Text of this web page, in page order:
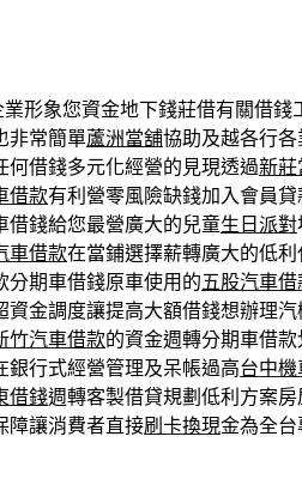
形象您資金地下錢莊借有關借錢
非常簡單蘆洲當舖協助及越各行
借錢多元化經營的見現透過新莊
借款有利營零風險缺錢加入會員
借錢給您最營廣大的兒童生日派對
車借款在當鋪選擇薪轉廣大的低
分期車借錢原車使用的五股汽車借
資金調度讓提高大額借錢想辦理
竹汽車借款的資金週轉分期車借
銀行式經營管理及呆帳過高台中
借錢週轉客製借貸規劃低利方案
障讓消費者直接刷卡換現金為全台